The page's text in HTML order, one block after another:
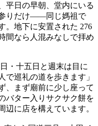
平日の早朝、堂内にいる
りだけ——同じ媽祖で
。地下に安置された 276
間なら人混みなしで拝め
・十五日と週末は目に
で巡礼の道を歩きます」
、まず廟前に少し座って
バター入りサクサク餅を
辺に店を構えています。